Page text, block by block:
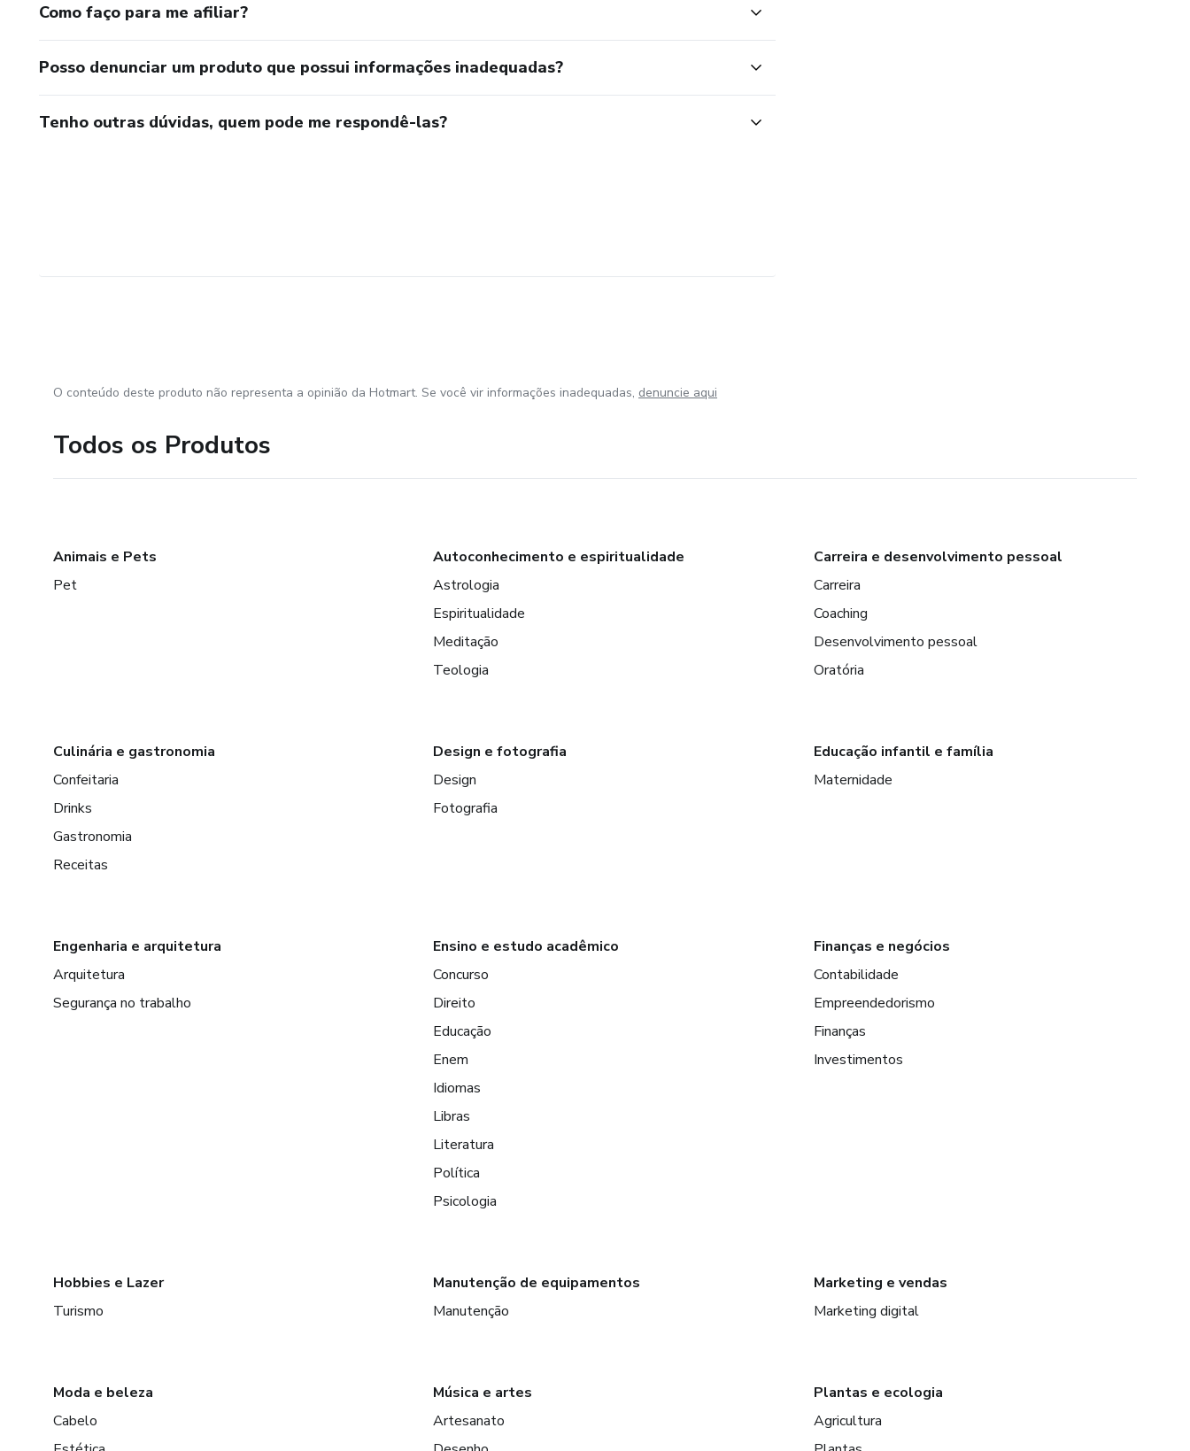
Como faço para me afiliar?
Posso denunciar um produto que possui informações inadequadas?
Tenho outras dúvidas, quem pode me respondê-las?
O conteúdo deste produto não representa a opinião da Hotmart. Se você vir informações inadequadas, denuncie aqui
Todos os Produtos
Animais e Pets
Pet
Autoconhecimento e espiritualidade
Astrologia
Espiritualidade
Meditação
Teologia
Carreira e desenvolvimento pessoal
Carreira
Coaching
Desenvolvimento pessoal
Oratória
Culinária e gastronomia
Confeitaria
Drinks
Gastronomia
Receitas
Design e fotografia
Design
Fotografia
Educação infantil e família
Maternidade
Engenharia e arquitetura
Arquitetura
Segurança no trabalho
Ensino e estudo acadêmico
Concurso
Direito
Educação
Enem
Idiomas
Libras
Literatura
Política
Psicologia
Finanças e negócios
Contabilidade
Empreendedorismo
Finanças
Investimentos
Hobbies e Lazer
Turismo
Manutenção de equipamentos
Manutenção
Marketing e vendas
Marketing digital
Moda e beleza
Cabelo
Música e artes
Artesanato
Plantas e ecologia
Agricultura